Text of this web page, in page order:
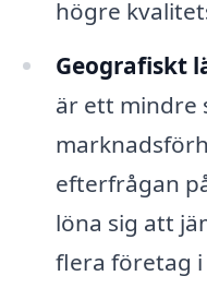
högre
Geografiskt
är ett mindre
efterfrågan
löna sig att
flera företag